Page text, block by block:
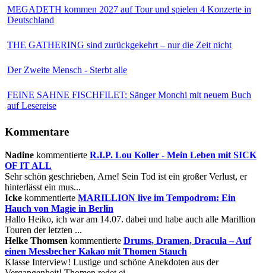
MEGADETH kommen 2027 auf Tour und spielen 4 Konzerte in
Deutschland
THE GATHERING sind zurückgekehrt – nur die Zeit nicht
Der Zweite Mensch - Sterbt alle
FEINE SAHNE FISCHFILET: Sänger Monchi mit neuem Buch
auf Lesereise
Kommentare
Nadine kommentierte R.I.P. Lou Koller - Mein Leben mit SICK
OF IT ALL
Sehr schön geschrieben, Arne! Sein Tod ist ein großer Verlust, er
hinterlässt ein mus...
Icke kommentierte MARILLION live im Tempodrom: Ein
Hauch von Magie in Berlin
Hallo Heiko, ich war am 14.07. dabei und habe auch alle Marillion
Touren der letzten ...
Helke Thomsen kommentierte Drums, Dramen, Dracula – Auf
einen Messbecher Kakao mit Thomen Stauch
Klasse Interview! Lustige und schöne Anekdoten aus der